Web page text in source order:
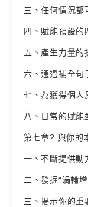
三、任何情況
四、賦能預設
五、產生力量
六、通過補全
七、為獲得個
八、日常的賦
第七章? 與你的
一、不斷提供
二、發掘“渦輪
三、揭示你的